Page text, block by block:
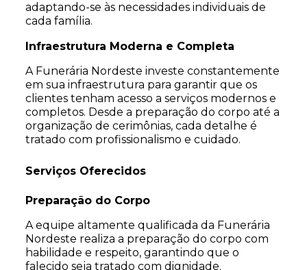
adaptando-se às necessidades individuais de
cada família.
Infraestrutura Moderna e Completa
A Funerária Nordeste investe constantemente
em sua infraestrutura para garantir que os
clientes tenham acesso a serviços modernos e
completos. Desde a preparação do corpo até a
organização de cerimônias, cada detalhe é
tratado com profissionalismo e cuidado.
Serviços Oferecidos
Preparação do Corpo
A equipe altamente qualificada da Funerária
Nordeste realiza a preparação do corpo com
habilidade e respeito, garantindo que o
falecido seja tratado com dignidade.